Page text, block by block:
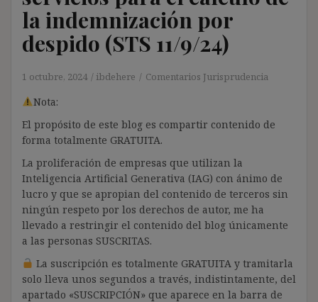
la indemnización por
despido (STS 11/9/24)
1 octubre, 2024 ibdehere Comentarios Jurisprudencia
Nota:
El propósito de este blog es compartir contenido de
forma totalmente GRATUITA.
La proliferación de empresas que utilizan la
Inteligencia Artificial Generativa (IAG) con ánimo de
lucro y que se apropian del contenido de terceros sin
ningún respeto por los derechos de autor, me ha
llevado a restringir el contenido del blog únicamente
a las personas SUSCRITAS.
La suscripción es totalmente GRATUITA y tramitarla
solo lleva unos segundos a través, indistintamente, del
apartado «SUSCRIPCIÓN» que aparece en la barra de